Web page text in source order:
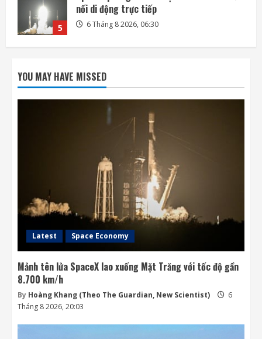
1
với tốc độ gần 8.700 km/h
6 Tháng 8 2026, 20:03
2
kiềm chế Trung Quốc
6 Tháng 8 2026, 19:44
Mô hình AI của Anthropic lừa con người
trong thử nghiệm an ninh
6 Tháng 8 2026, 19:28
4
Honda quay lại lĩnh vực robot với bàn tay
robot siêu khéo léo
6 Tháng 8 2026, 06:35
YOU MAY HAVE MISSED
Latest Space Economy
Mảnh tên lửa SpaceX lao xuống Mặt Trăng với tốc độ gần
8.700 km/h
By Hoàng Khang (Theo The Guardian, New Scientist)
6
Tháng 8 2026, 20:03